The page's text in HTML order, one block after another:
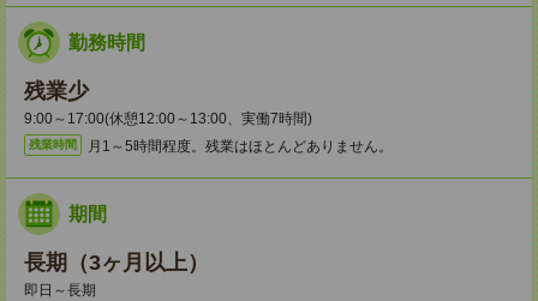
勤務時間
残業少
9:00～17:00(休憩12:00～13:00、実働7時間)
残業時間 月1～5時間程度。残業はほとんどありません。
期間
長期（3ヶ月以上）
即日～長期